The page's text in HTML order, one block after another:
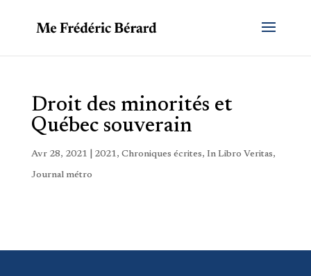
Droit des minorités et
Québec souverain
Avr 28, 2021 2021, Chroniques écrites, In Libro Veritas,
Journal métro